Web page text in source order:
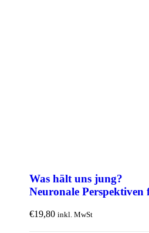
Was hält uns jung?
Neuronale
€19,80 inkl. MwSt